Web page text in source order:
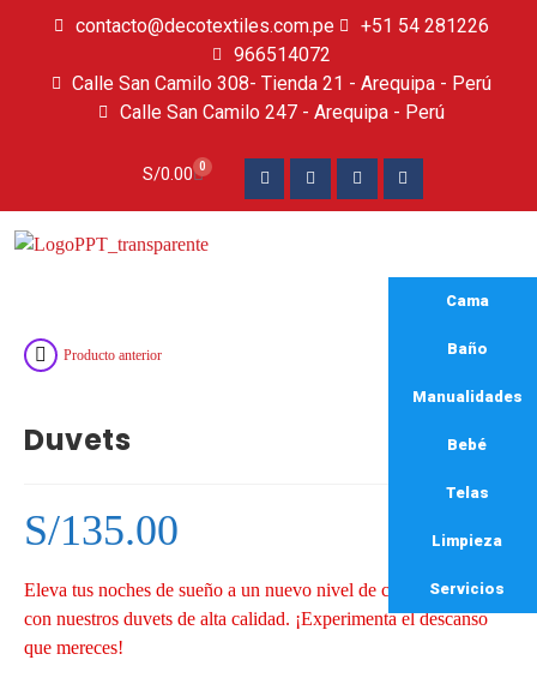
contacto@decotextiles.com.pe
+51 54 281226
966514072
Calle San Camilo 308- Tienda 21 - Arequipa - Perú
Calle San Camilo 247 - Arequipa - Perú​
S/0.00 0
Cama
Baño
Manualidades
Bebé
Telas
Limpieza
Servicios
Producto anterior
Duvets
S/135.00
Eleva tus noches de sueño a un nuevo nivel de comodidad y lujo
con nuestros duvets de alta calidad. ¡Experimenta el descanso
que mereces!